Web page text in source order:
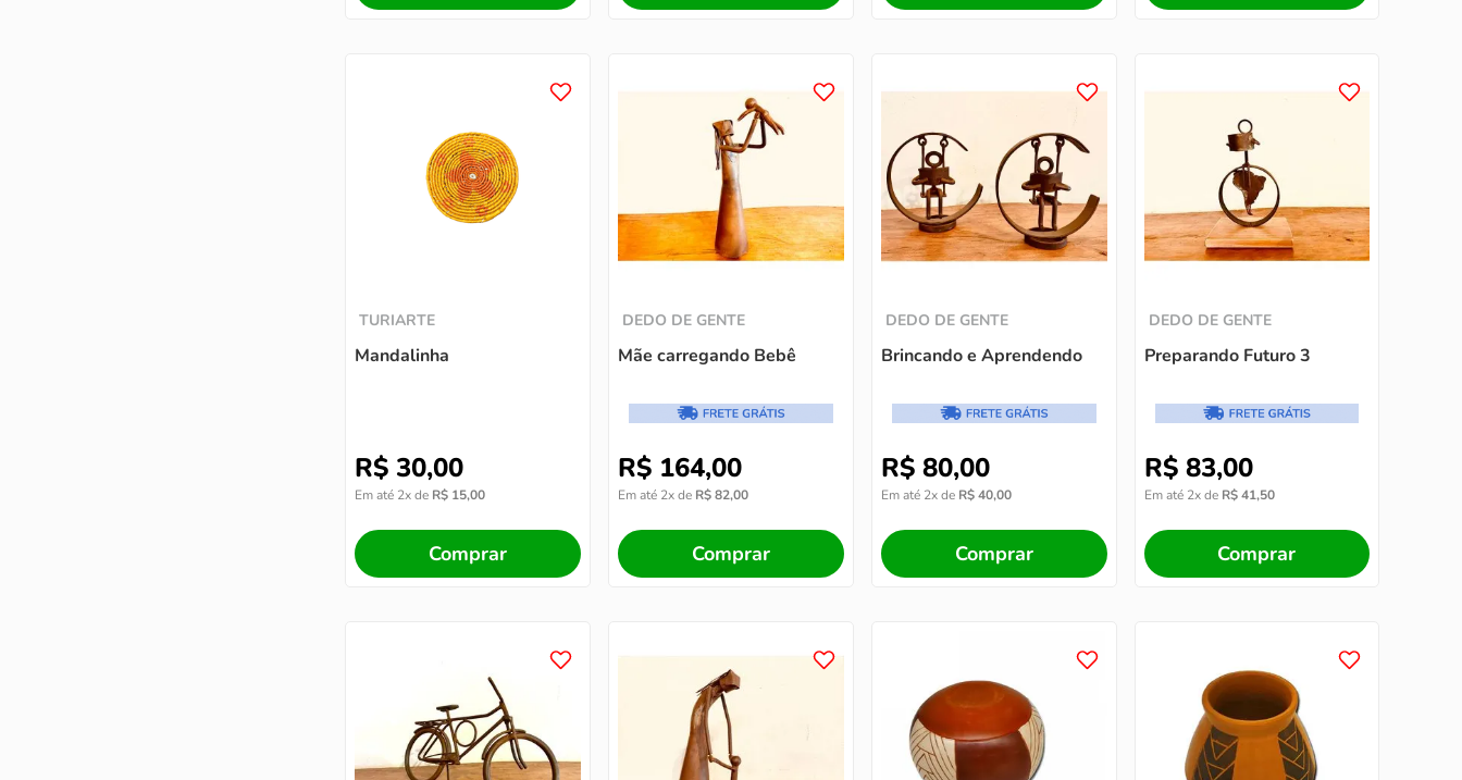
TURIARTE
Mandalinha
R$ 30,00
Em até 2x de R$ 15,00
Comprar
DEDO DE GENTE
Mãe carregando Bebê
R$ 164,00
Em até 2x de R$82,00
Comprar
DEDO DE GENTE
Brincando e Aprendendo
R$ 80,00
Em até 2x de R$40,00
Comprar
DEDO DE GENTE
Preparando Futuro 3
R$ 83,00
Em até 2x de R$ 41,50
Comprar